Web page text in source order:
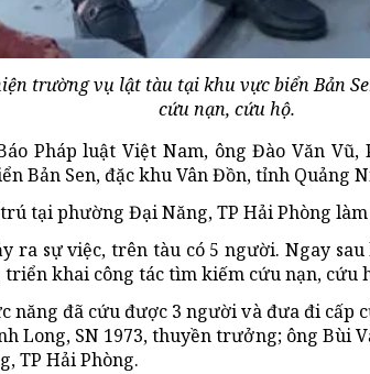
trường vụ lật tàu tại khu vực biển Bản
cứu nạn, cứu hộ.
Pháp luật Việt Nam, ông Đào Văn
Bản Sen, đặc khu Vân Đồn, tỉnh Quảng
trú tại phường Đại Năng, TP Hải Phòng
ra sự việc, trên tàu có 5 người. Ngay
khai công tác tìm kiếm cứu nạn, cứu
năng đã cứu được 3 người và đưa đi cấp
Long, SN 1973, thuyền trưởng; ông Bùi
TP Hải Phòng.